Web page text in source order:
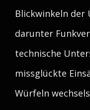
Blickwinkeln der
darunter
technische
missglückte
Würfeln